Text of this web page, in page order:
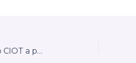
MDFe terá validação obrigatória do CIOT a partir de novembro de 2026